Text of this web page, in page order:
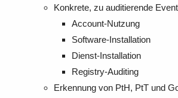
Konkrete, zu auditierende
Account-Nutzung
Software-Installation
Dienst-Installation
Registry-Auditing
Erkennung von PtH, PtT und